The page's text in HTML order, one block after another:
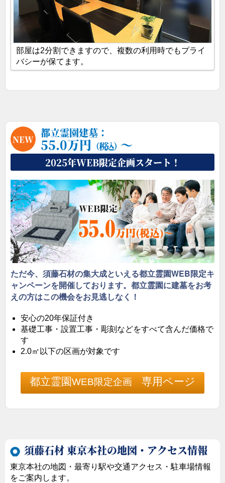
茨城・千葉エリア
ガラスのお墓「エテルノルーチェ」（須藤石材開発）
花崗岩のダイヤモンドと称される「庵治石」のお墓。
部屋は2分割できますので、複数の利用時でもプライ
バシーが保てます。
都立霊園建墓：
55.0万円 （税込） ～
2025年WEB限定企画スタート！
ただ今、須藤石材の集大成といえる都立霊園WEB限定キ
ャンペーンを開催しております。都立霊園に建墓をお考
えの方はこの機会をお見逃しなく！
安心の20年保証付き
基礎工事・設置工事・彫刻などをすべて含んだ価格で
す
2.0㎡以下の区画が対象です
都立霊園WEB限定企画 専用ページ
須藤石材 東京本社の地図・アクセス情報
東京本社の地図・最寄り駅や交通アクセス・駐車場情報
をご案内します。